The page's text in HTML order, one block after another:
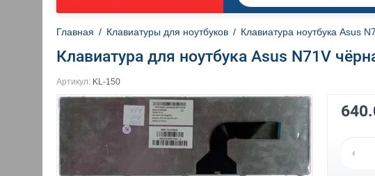
Главная / Клавиатуры для ноутбуков / Клавиатура ноутбука Asus
Клавиатура для ноутбука Asus N71V
Артикул: KL-150